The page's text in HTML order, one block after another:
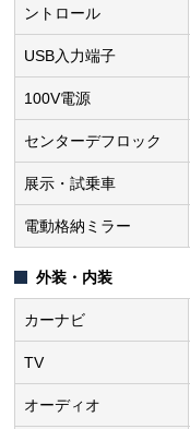
ントロール
USB入力端子
100V電源
センターデフロック
展示・試乗車
電動格納ミラー
外装・内装
カーナビ
TV
オーディオ